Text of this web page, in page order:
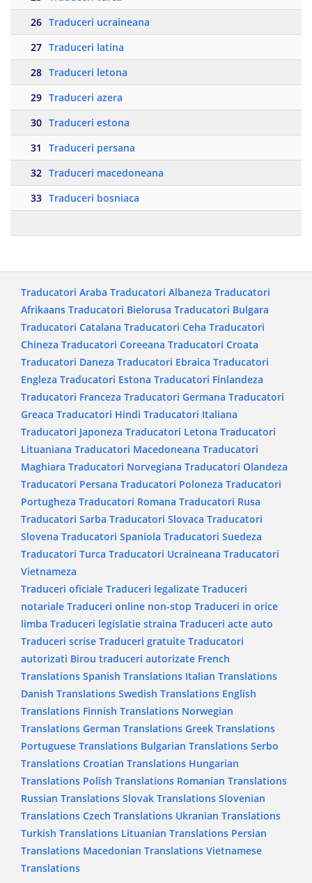
26 Traduceri ucraineana
27 Traduceri latina
28 Traduceri letona
29 Traduceri azera
30 Traduceri estona
31
Traduceri persana
32 Traduceri macedoneana
33 Traduceri bosniaca
Traducatori Araba Traducatori Albaneza Traducatori
Afrikaans Traducatori Bielorusa Traducatori Bulgara
Traducatori Catalana Traducatori Ceha Traducatori
Chineza Traducatori Coreeana Traducatori Croata
Traducatori Daneza Traducatori Ebraica Traducatori
Engleza Traducatori Estona Traducatori Finlandeza
Traducatori Franceza Traducatori Germana Traducatori
Greaca Traducatori Hindi Traducatori Italiana
Traducatori Japoneza Traducatori Letona Traducatori
Lituaniana Traducatori Macedoneana Traducatori
Maghiara Traducatori Norvegiana Traducatori Olandeza
Traducatori Persana Traducatori Poloneza Traducatori
Portugheza Traducatori Romana Traducatori Rusa
Traducatori Sarba Traducatori Slovaca Traducatori
Slovena Traducatori Spaniola Traducatori Suedeza
Traducatori Turca Traducatori Ucraineana Traducatori
Vietnameza
Traduceri oficiale Traduceri legalizate Traduceri
notariale Traduceri online non-stop Traduceri in orice
limba Traduceri legislatie straina Traduceri acte auto
Traduceri scrise Traduceri gratuite Traducatori
autorizati Birou traduceri autorizate French
Translations Spanish Translations Italian Translations
Danish Translations Swedish Translations English
Translations Finnish Translations Norwegian
Translations German Translations Greek Translations
Portuguese Translations Bulgarian Translations Serbo
Translations Croatian Translations Hungarian
Translations Polish Translations Romanian Translations
Russian Translations Slovak Translations Slovenian
Translations Czech Translations Ukranian Translations
Turkish Translations Lituanian Translations Persian
Translations Macedonian Translations Vietnamese
Translations